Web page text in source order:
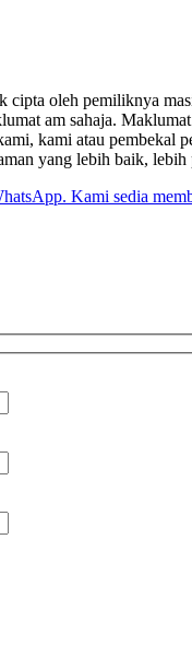
cipta oleh pemiliknya
am sahaja.
kami atau
yang lebih baik,
Kami sedia